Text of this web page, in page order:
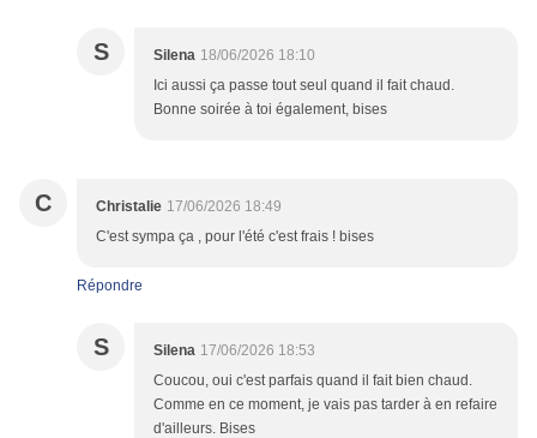
S Silena 18/06/2026 18:10
Ici aussi ça passe tout seul quand il fait chaud.
Bonne soirée à toi également, bises
C Christalie 17/06/2026 18:49
C'est sympa ça , pour l'été c'est frais ! bises
Répondre
S Silena 17/06/2026 18:53
Coucou, oui c'est parfais quand il fait bien chaud.
Comme en ce moment, je vais pas tarder à en refaire
d'ailleurs. Bises